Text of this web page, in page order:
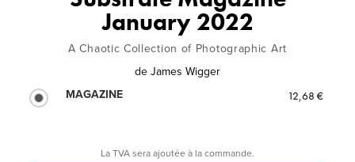
January 2022
A Chaotic Collection of Photographic Art
de James Wigger
MAGAZINE
12,68 €
La TVA sera ajoutée à la commande.